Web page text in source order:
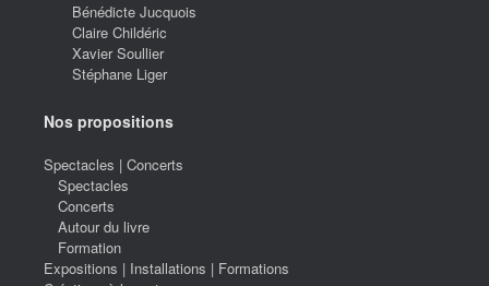
Bénédicte Jucquois
Claire Childéric
Xavier Soullier
Stéphane Liger
Nos propositions
Spectacles | Concerts
Spectacles
Concerts
Autour du livre
Formation
Expositions | Installations | Formations